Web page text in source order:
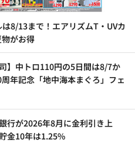
8/13まで！エアリズムT・UVカ
がお得
司】中トロ110円の5日間は8/7か
年記念「地中海本まぐろ」フェ
行が2026年8月に金利引き上
金10年は1.25%